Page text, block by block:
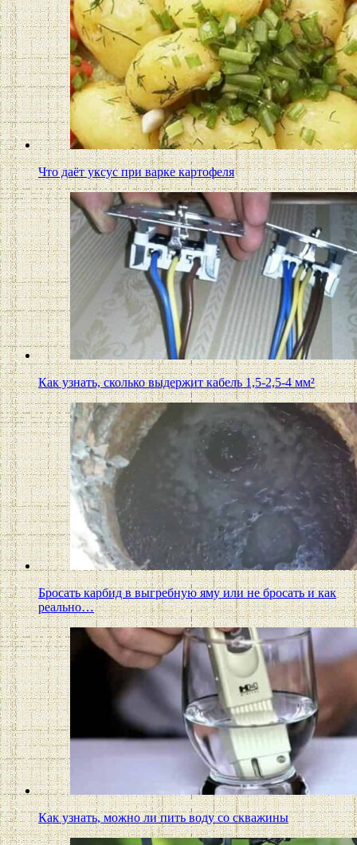
Что даёт уксус при варке картофеля
Как узнать, сколько выдержит кабель 1,5-2,5-4 мм²
Бросать карбид в выгребную яму или не бросать и как
реально…
Как узнать, можно ли пить воду со скважины